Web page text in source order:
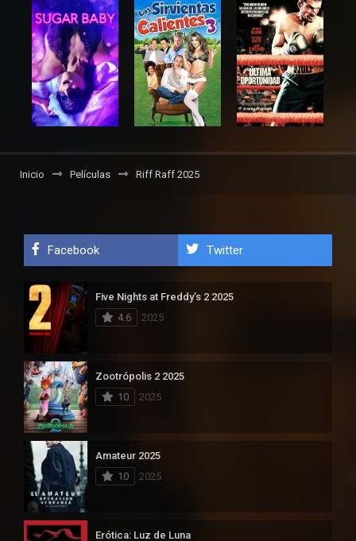
Inicio Películas Riff Raff 2025
Facebook Twitter
Five Nights at Freddy’s 2 2025
4.6
2025
Zootrópolis 2 2025
10
2025
Amateur 2025
10
2025
Erótica: Luz de Luna